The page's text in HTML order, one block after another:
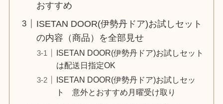
おすすめ
ISETAN DOOR(伊勢丹ドア)お試しセット
の内容（商品）を全部見せ
ISETAN DOOR(伊勢丹ドア)お試しセット
は配送日指定OK
ISETAN DOOR(伊勢丹ドア)お試しセッ
ト 意外とおすすめ月曜受け取り